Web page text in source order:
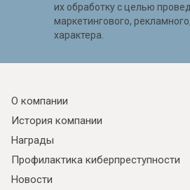
их обработку с целью
маркетингового,
характера.
О компании
История компании
Награды
Профилактика киберпреступности
Новости